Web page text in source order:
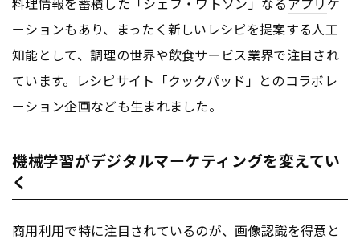
ーションもあり、まったく新しいレシピを提案する人工
知能として、調理の世界や飲食サービス業界で注目され
ています。レシピサイト「クックパッド」とのコラボレ
ーション企画なども生まれました。
機械学習がデジタルマーケティングを変えてい
く
商用利用で特に注目されているのが、画像認識を得意と